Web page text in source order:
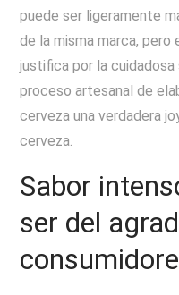
puede ser ligeramente
de la misma marca,
justifica por la
proceso artesanal de
cerveza una verdadera
cerveza.
Sabor
ser del